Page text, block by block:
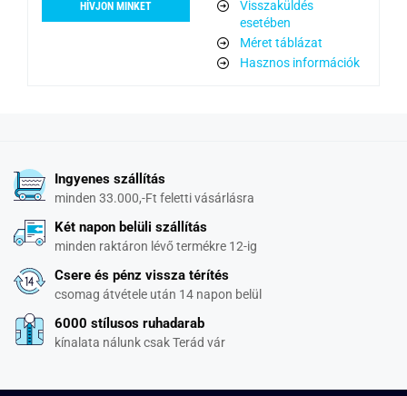
HÍVJON MINKET
Visszaküldés
esetében
Méret táblázat
Hasznos információk
Ingyenes szállítás
minden 33.000,-Ft feletti vásárlásra
Két napon belüli szállítás
minden raktáron lévő termékre 12-ig
Csere és pénz vissza térítés
csomag átvétele után 14 napon belül
6000 stílusos ruhadarab
kínalata nálunk csak Terád vár